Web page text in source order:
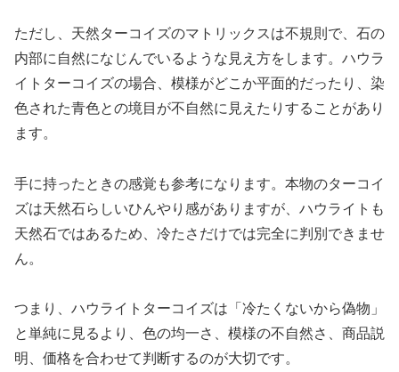
ただし、天然ターコイズのマトリックスは不規則で、石の
内部に自然になじんでいるような見え方をします。ハウラ
イトターコイズの場合、模様がどこか平面的だったり、染
色された青色との境目が不自然に見えたりすることがあり
ます。
手に持ったときの感覚も参考になります。本物のターコイ
ズは天然石らしいひんやり感がありますが、ハウライトも
天然石ではあるため、冷たさだけでは完全に判別できませ
ん。
つまり、ハウライトターコイズは「冷たくないから偽物」
と単純に見るより、色の均一さ、模様の不自然さ、商品説
明、価格を合わせて判断するのが大切です。